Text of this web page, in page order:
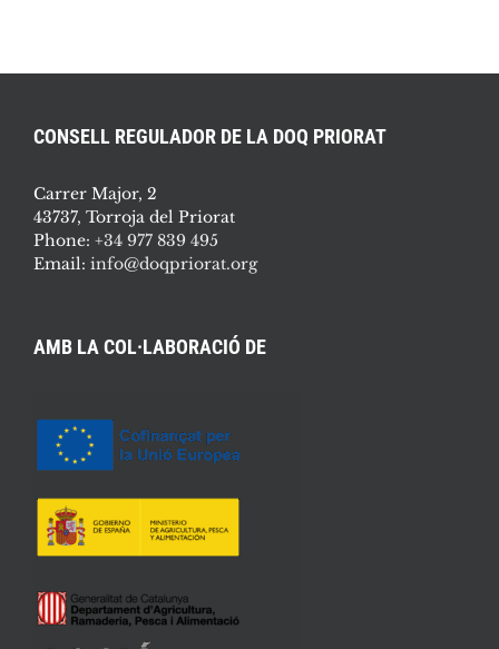
CONSELL REGULADOR DE LA DOQ PRIORAT
Carrer Major, 2
43737, Torroja del Priorat
Phone: +34 977 839 495
Email: info@doqpriorat.org
AMB LA COL·LABORACIÓ DE